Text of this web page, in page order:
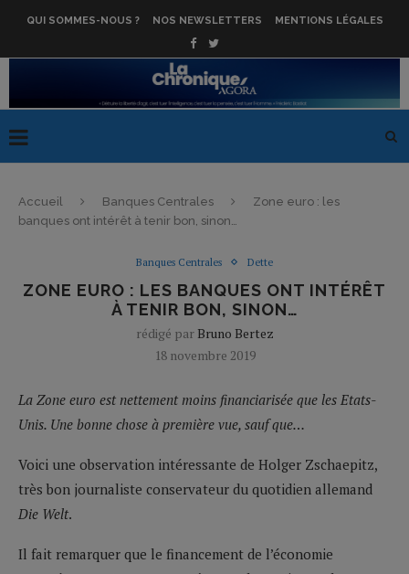
QUI SOMMES-NOUS ? NOS NEWSLETTERS MENTIONS LÉGALES
Accueil Banques Centrales
Zone euro : les
banques ont intérêt à tenir bon, sinon…
Banques Centrales Dette
ZONE EURO : LES BANQUES ONT INTÉRÊT
À TENIR BON, SINON…
rédigé par Bruno Bertez
18 novembre 2019
La Zone euro est nettement moins financiarisée que les Etats-
Unis. Une bonne chose à première vue, sauf que…
Voici une observation intéressante de Holger Zschaepitz,
très bon journaliste conservateur du quotidien allemand
Die Welt.
Il fait remarquer que le financement de l’économie